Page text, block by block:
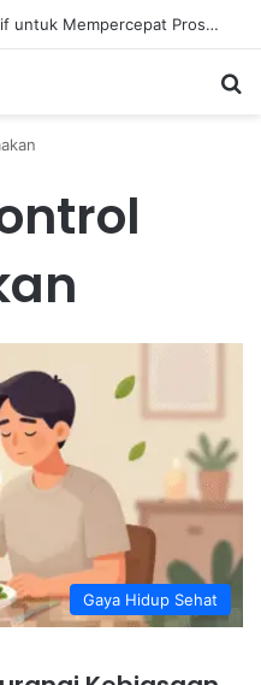
Memperkuat Kebiasaan Positif untuk Mempercepat Proses Pemulihan Mental Anda
Gaya Hidup Sehat